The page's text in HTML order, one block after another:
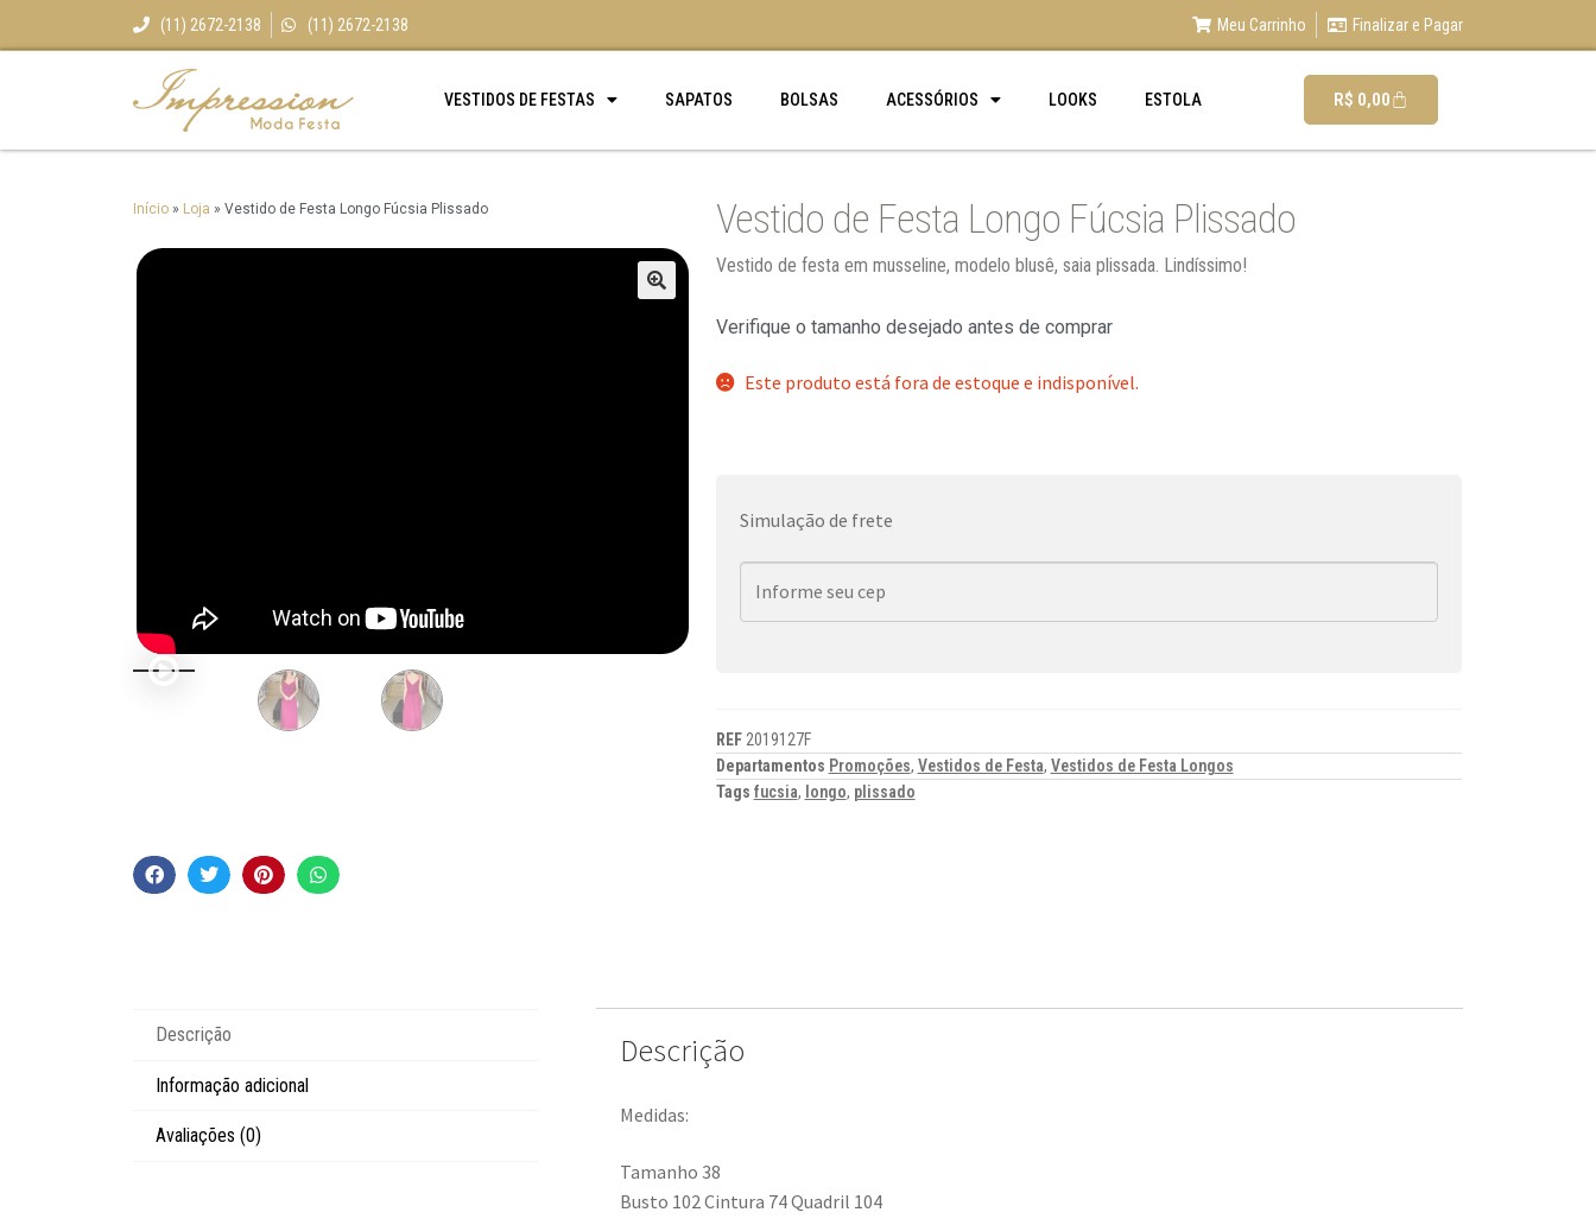
(11) 2672-2138 (11) 2672-2138 Meu Carrinho Finalizar e Pagar
VESTIDOS DE FESTAS SAPATOS BOLSAS ACESSÓRIOS LOOKS ESTOLA R$ 0,00
Início » Loja » Vestido de Festa Longo Fúcsia Plissado Vestido de Festa Longo Fúcsia Plissado
Vestido de festa em musseline, modelo blusê, saia plissada. Lindíssimo!
Verifique o tamanho desejado antes de comprar
Este produto está fora de estoque e indisponível.
Simulação de frete
REF 2019127F
Departamentos Promoções, Vestidos de Festa, Vestidos de Festa Longos
Tags fucsia, longo, plissado
Descrição
Informação adicional
Avaliações (0)
Descrição
Medidas:
Tamanho 38
Busto 102 Cintura 74 Quadril 104